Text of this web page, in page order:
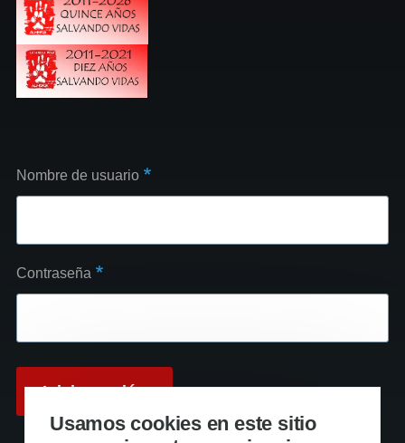
Nombre de usuario
Contraseña
Usamos cookies en este sitio